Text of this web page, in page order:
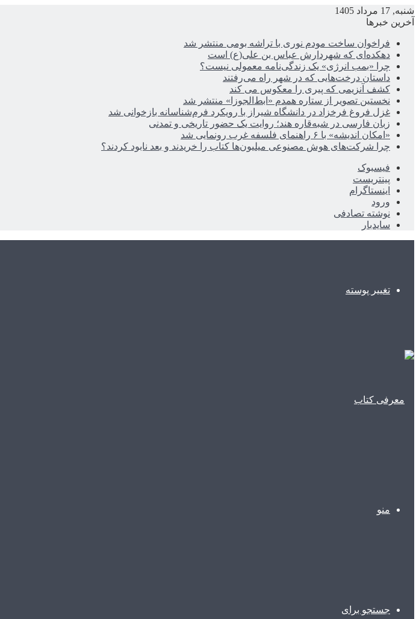
شنبه, 17 مرداد 1405
آخرین خبرها
فراخوان ساخت مودم نوری با تراشه بومی منتشر شد
دهکده‌ای که شهردارش عباس بن علی(ع) است
چرا «بمب انرژی» یک زندگی‌نامه معمولی نیست؟
داستان درخت‌هایی که در شهر راه می‌رفتند
کشف آنزیمی که پیری را معکوس می کند
نخستین تصویر از ستاره همدم «ابط‌الجوزا» منتشر شد
غزل فروغ فرخزاد در دانشگاه شیراز با رویکرد فرم‌شناسانه بازخوانی شد
زبان فارسی در شبه‌قاره هند؛ روایت یک حضور تاریخی و تمدنی
«امکان اندیشه» با ۶ راهنمای فلسفه غرب رونمایی شد
چرا شرکت‌های هوش مصنوعی میلیون‌ها کتاب را خریدند و بعد نابود کردند؟
فیسبوک
پینتریست
اینستاگرام
ورود
نوشته تصادفی
سایدبار
تغییر پوسته
منو
جستجو برای